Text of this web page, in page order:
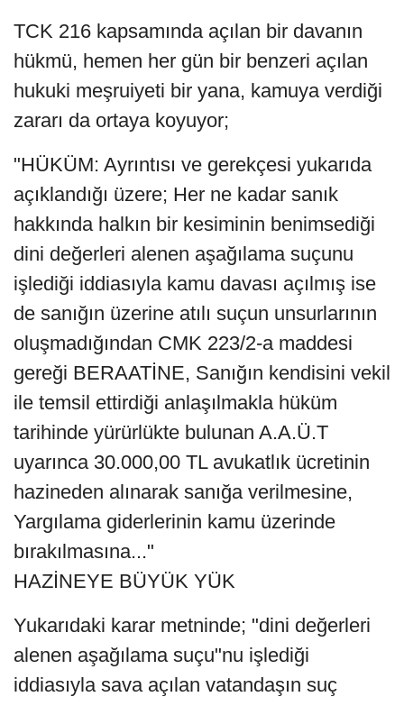
TCK 216 kapsamında açılan bir davanın
hükmü, hemen her gün bir benzeri açılan
hukuki meşruiyeti bir yana, kamuya verdiği
zararı da ortaya koyuyor;
"HÜKÜM: Ayrıntısı ve gerekçesi yukarıda
açıklandığı üzere; Her ne kadar sanık
hakkında halkın bir kesiminin benimsediği
dini değerleri alenen aşağılama suçunu
işlediği iddiasıyla kamu davası açılmış ise
de sanığın üzerine atılı suçun unsurlarının
oluşmadığından CMK 223/2-a maddesi
gereği BERAATİNE, Sanığın kendisini vekil
ile temsil ettirdiği anlaşılmakla hüküm
tarihinde yürürlükte bulunan A.A.Ü.T
uyarınca 30.000,00 TL avukatlık ücretinin
hazineden alınarak sanığa verilmesine,
Yargılama giderlerinin kamu üzerinde
bırakılmasına..."
HAZİNEYE BÜYÜK YÜK
Yukarıdaki karar metninde; "dini değerleri
alenen aşağılama suçu"nu işlediği
iddiasıyla sava açılan vatandaşın suç